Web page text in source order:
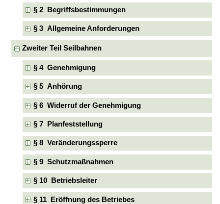
§ 2 Begriffsbestimmungen
§ 3 Allgemeine Anforderungen
Zweiter Teil Seilbahnen
§ 4 Genehmigung
§ 5 Anhörung
§ 6 Widerruf der Genehmigung
§ 7 Planfeststellung
§ 8 Veränderungssperre
§ 9 Schutzmaßnahmen
§ 10 Betriebsleiter
§ 11 Eröffnung des Betriebes